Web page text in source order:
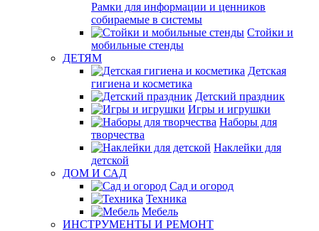
Рамки для информации и ценников
собираемые в системы
Стойки и
мобильные стенды
ДЕТЯМ
Детская
гигиена и косметика
Детский праздник
Игры и игрушки
Наборы для
творчества
Наклейки для
детской
ДОМ И САД
Сад и огород
Техника
Мебель
ИНСТРУМЕНТЫ И РЕМОНТ